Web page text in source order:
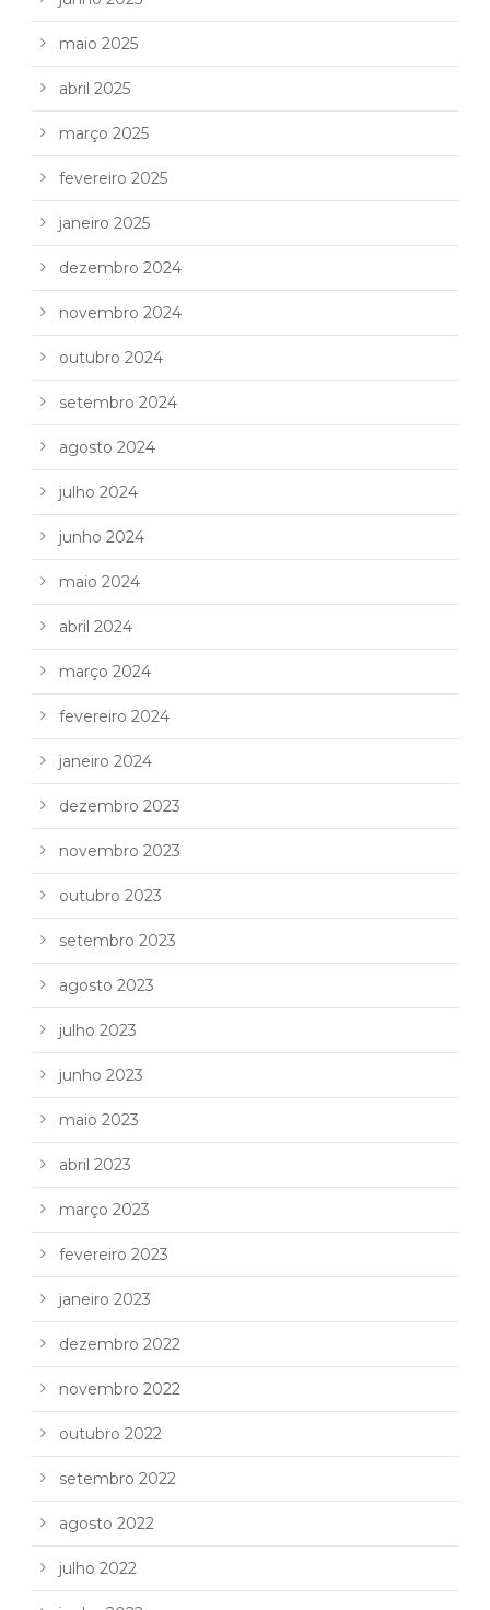
maio 2025
abril 2025
março 2025
fevereiro 2025
janeiro 2025
dezembro 2024
novembro 2024
outubro 2024
setembro 2024
agosto 2024
julho 2024
junho 2024
maio 2024
abril 2024
março 2024
fevereiro 2024
janeiro 2024
dezembro 2023
novembro 2023
outubro 2023
setembro 2023
agosto 2023
julho 2023
junho 2023
maio 2023
abril 2023
março 2023
fevereiro 2023
janeiro 2023
dezembro 2022
novembro 2022
outubro 2022
setembro 2022
agosto 2022
julho 2022